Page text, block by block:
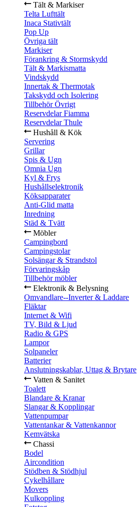
Tält & Markiser
Telta Lufttält
Inaca Stativtält
Pop Up
Övriga tält
Markiser
Förankring & Stormskydd
Tält & Markismatta
Vindskydd
Innertak & Thermotak
Takskydd och Isolering
Tillbehör Övrigt
Reservdelar Fiamma
Reservdelar Thule
Hushåll & Kök
Servering
Grillar
Spis & Ugn
Omnia Ugn
Kyl & Frys
Hushållselektronik
Köksapparater
Anti-Glid matta
Inredning
Städ & Tvätt
Möbler
Campingbord
Campingstolar
Solsängar & Strandstol
Förvaringskåp
Tillbehör möbler
Elektronik & Belysning
Omvandlare--Inverter & Laddare
Fläktar
Internet & Wifi
TV, Bild & Ljud
Radio & GPS
Lampor
Solpaneler
Batterier
Anslutningskablar, Uttag & Brytare
Vatten & Sanitet
Toalett
Blandare & Kranar
Slangar & Kopplingar
Vattenpumpar
Vattentankar & Vattenkannor
Kemvätska
Chassi
Bodel
Aircondition
Stödben & Stödhjul
Cykelhållare
Movers
Kulkoppling